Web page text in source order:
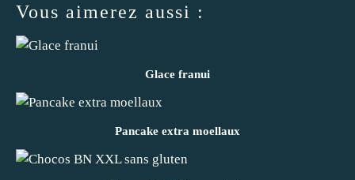
Vous aimerez aussi :
Glace franui
Pancake extra moellaux